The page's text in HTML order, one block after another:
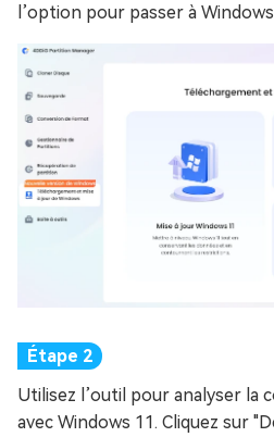
l’option pour passer à
Utilisez l’outil pour analyser la
avec Windows 11. Cliquez sur